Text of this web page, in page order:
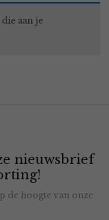
aan je
nieuwsbrief
de hoogte van onze